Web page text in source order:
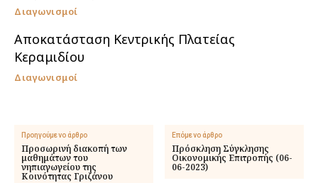
Διαγωνισμοί
Αποκατάσταση Κεντρικής Πλατείας
Κεραμιδίου
Διαγωνισμοί
Προηγούμενο άρθρο
Προσωρινή διακοπή των
μαθημάτων του
νηπιαγωγείου της
Κοινότητας Γριζάνου
Επόμενο άρθρο
Πρόσκληση Σύγκλησης
Οικονομικής Επιτροπής (06-
06-2023)